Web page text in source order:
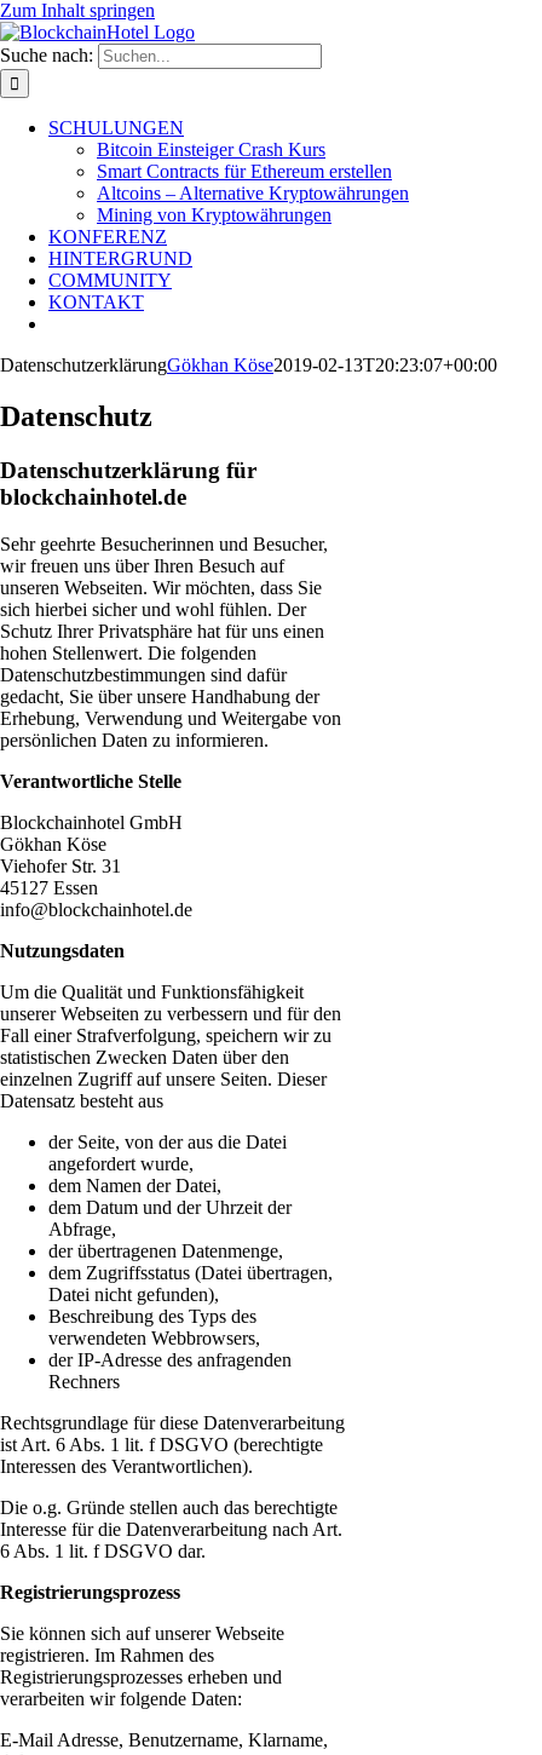
Zum Inhalt springen
Suche nach:
SCHULUNGEN
Bitcoin Einsteiger Crash Kurs
Smart Contracts für Ethereum erstellen
Altcoins – Alternative Kryptowährungen
Mining von Kryptowährungen
KONFERENZ
HINTERGRUND
COMMUNITY
KONTAKT
DatenschutzerklärungGökhan Köse2019-02-13T20:23:07+00:00
Datenschutz
Datenschutzerklärung für
blockchainhotel.de
Sehr geehrte Besucherinnen und Besucher,
wir freuen uns über Ihren Besuch auf
unseren Webseiten. Wir möchten, dass Sie
sich hierbei sicher und wohl fühlen. Der
Schutz Ihrer Privatsphäre hat für uns einen
hohen Stellenwert. Die folgenden
Datenschutzbestimmungen sind dafür
gedacht, Sie über unsere Handhabung der
Erhebung, Verwendung und Weitergabe von
persönlichen Daten zu informieren.
Verantwortliche Stelle
Blockchainhotel GmbH
Gökhan Köse
Viehofer Str. 31
45127 Essen
info@blockchainhotel.de
Nutzungsdaten
Um die Qualität und Funktionsfähigkeit
unserer Webseiten zu verbessern und für den
Fall einer Strafverfolgung, speichern wir zu
statistischen Zwecken Daten über den
einzelnen Zugriff auf unsere Seiten. Dieser
Datensatz besteht aus
der Seite, von der aus die Datei
angefordert wurde,
dem Namen der Datei,
dem Datum und der Uhrzeit der
Abfrage,
der übertragenen Datenmenge,
dem Zugriffsstatus (Datei übertragen,
Datei nicht gefunden),
Beschreibung des Typs des
verwendeten Webbrowsers,
der IP-Adresse des anfragenden
Rechners
Rechtsgrundlage für diese Datenverarbeitung
ist Art. 6 Abs. 1 lit. f DSGVO (berechtigte
Interessen des Verantwortlichen).
Die o.g. Gründe stellen auch das berechtigte
Interesse für die Datenverarbeitung nach Art.
6 Abs. 1 lit. f DSGVO dar.
Registrierungsprozess
Sie können sich auf unserer Webseite
registrieren. Im Rahmen des
Registrierungsprozesses erheben und
verarbeiten wir folgende Daten:
E-Mail Adresse, Benutzername, Klarname,